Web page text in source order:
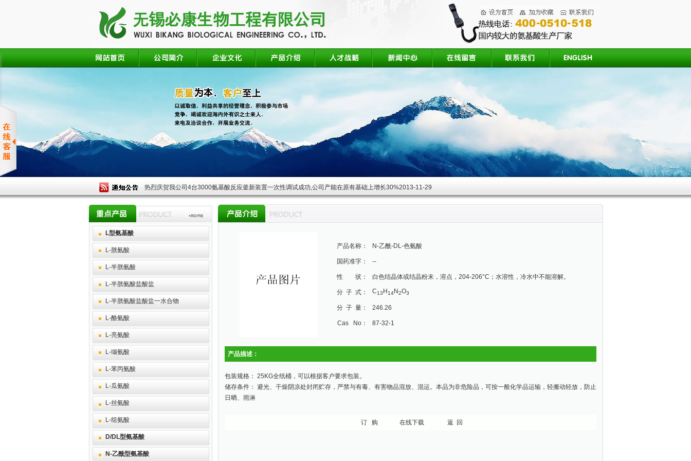
热烈庆贺我公司4台3000氨基酸反应釜新装置一次性调试成功,公司产能在原有基础上增长30%2013-11-29
L型氨基酸
L-胱氨酸
L-半胱氨酸
L-半胱氨酸盐酸盐
L-半胱氨酸盐酸盐一水合物
L-酪氨酸
L-亮氨酸
L-缬氨酸
L-苯丙氨酸
L-瓜氨酸
L-丝氨酸
L-组氨酸
D/DL型氨基酸
N-乙酰型氨基酸
产品名称： N-乙酰-DL-色氨酸
国药准字： --
性 状： 白色结晶体或结晶粉末，溶点，204-206°C；水溶性，冷水中不能溶解。
分 子 式： C13 H 14 N2O3
分 子 量： 246.26
Cas No： 87-32-1
产品描述：
包装规格： 25KG全纸桶，可以根据客户要求包装。
储存条件： 避光、干燥阴凉处封闭贮存，严禁与有毒、有害物品混放、混运。本品为非危险品，可按一般化学品运输，轻搬动轻放，防止
日晒、雨淋
订 购 在线下载 返 回